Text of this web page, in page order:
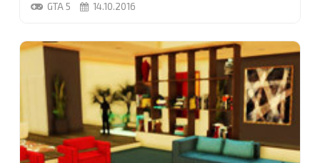
На прошлой неделе для GTA Online вышло
крупнейших обновлений для GTA 5, а с ним в
игре появилось множество нововведений, в том
числе контракты для клабхаусов, новые способы
ведения бизнеса и мное другое, в том числе 13
транспортных средств. Сегодня в списке техники
появилось еще два транспорта. Кроме того,
Dynasty 8 ответила на мольбы многих игроков,
добавив возможность приобрести шестой
объект недвижимости
...
GTA 5 14.10.2016